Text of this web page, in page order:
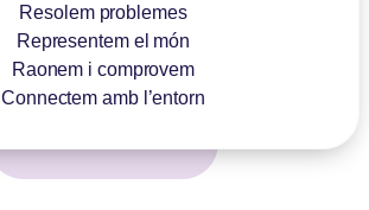
Resolem problemes
Representem el món
Raonem i comprovem
Connectem amb l’entorn